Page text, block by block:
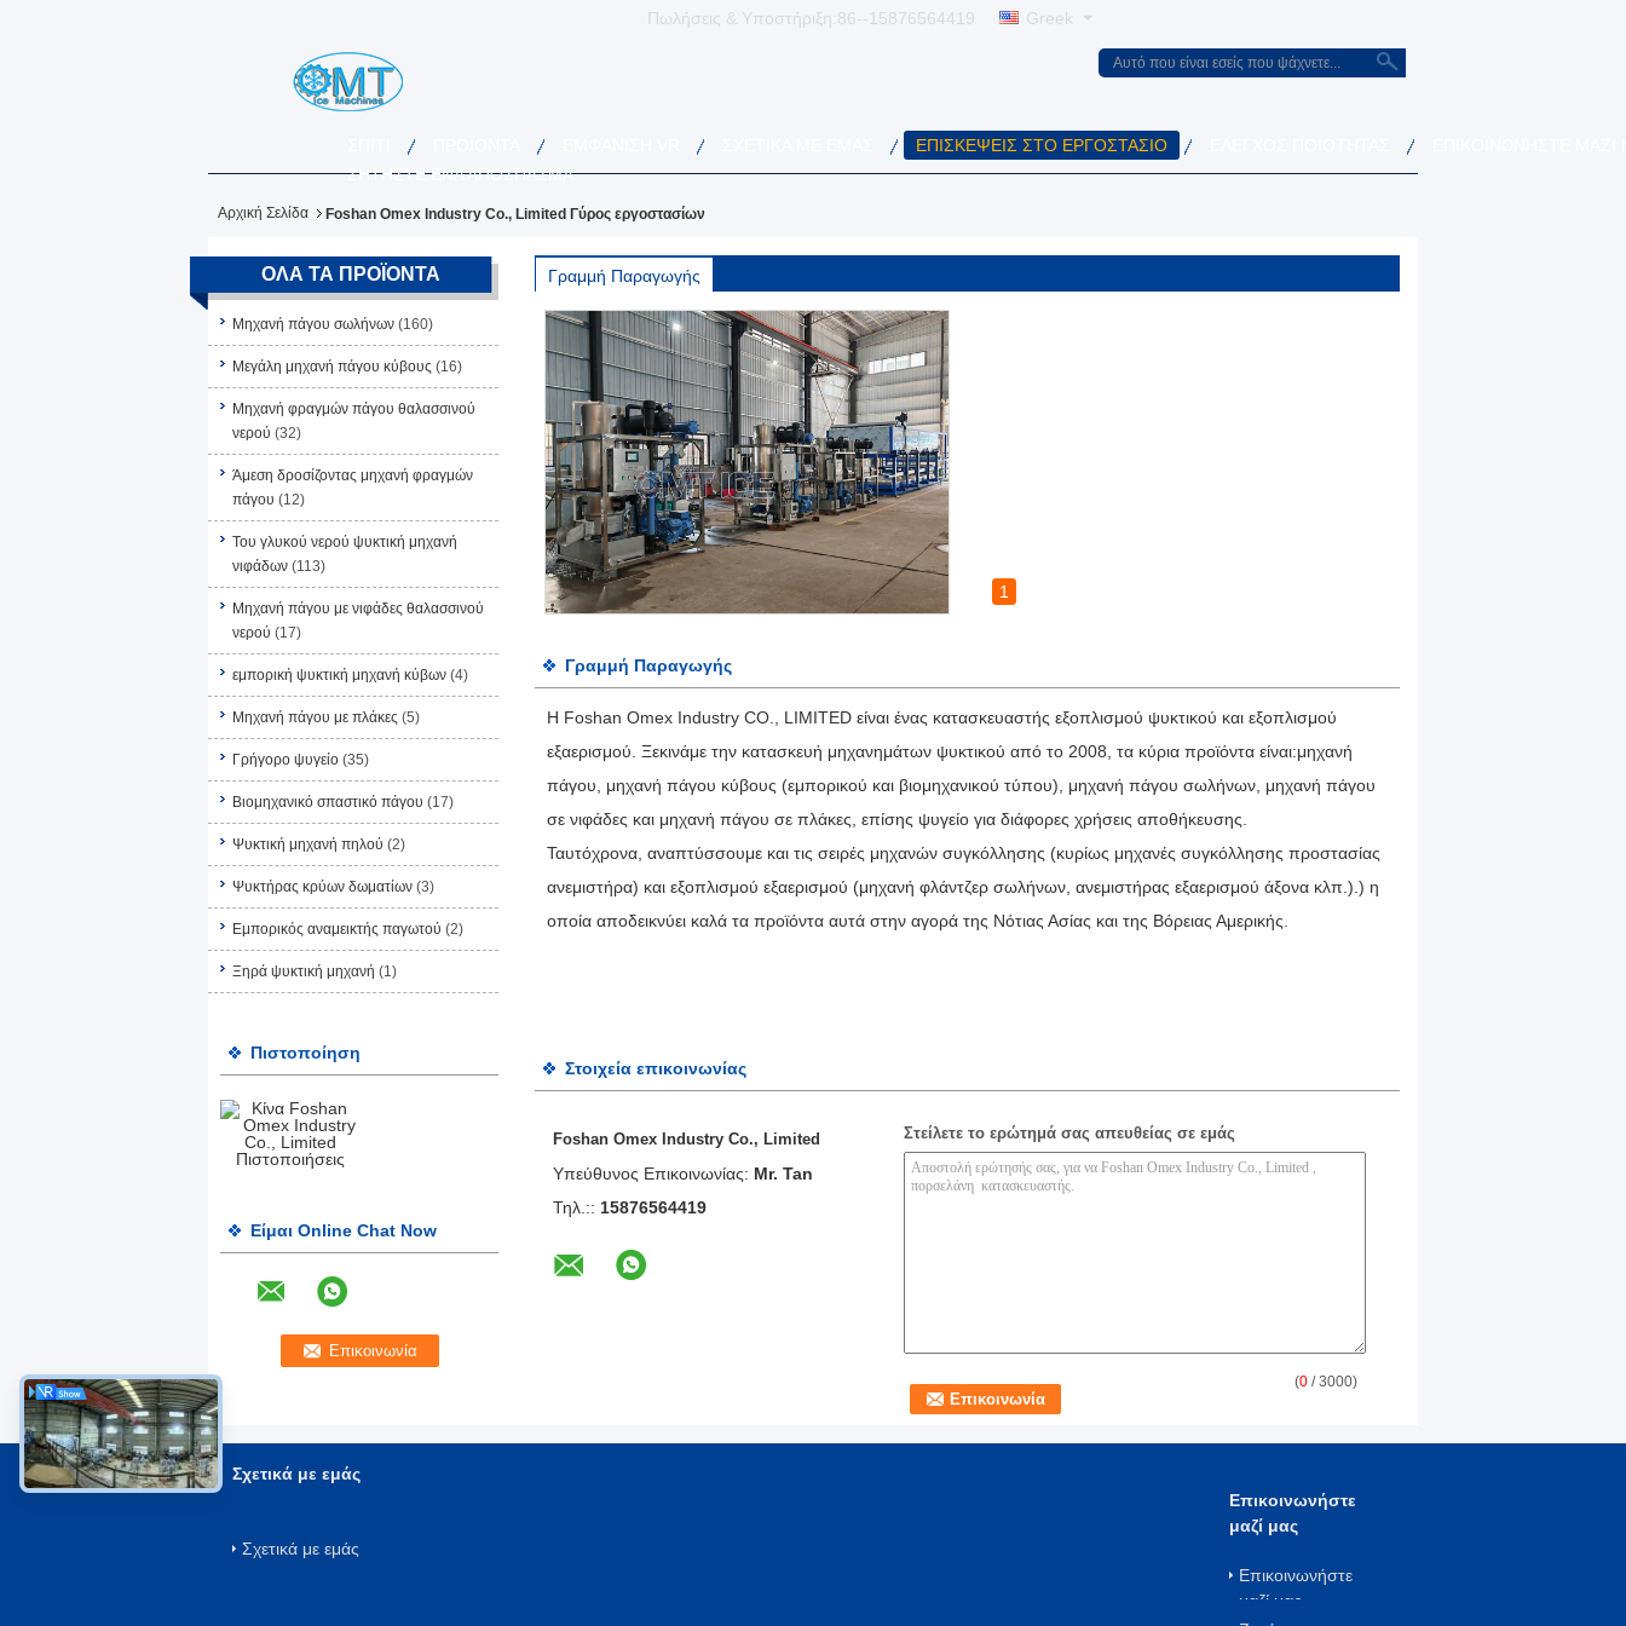
Πωλήσεις & Υποστήριξη: 86--15876564419 Greek
ΕΠΙΣΚΈΨΕΙΣ ΣΤΟ ΕΡΓΟΣΤΆΣΙΟ
ΖΗΤΉΣΤΕ ΈΝΑ ΑΠΌΣΠΑΣΜΑ
Αρχική Σελίδα Foshan Omex Industry Co., Limited Γύρος εργοστασίων
ΌΛΑ ΤΑ ΠΡΟΪΌΝΤΑ
Μηχανή πάγου σωλήνων (160)
Μεγάλη μηχανή πάγου κύβους (16)
Μηχανή φραγμών πάγου θαλασσινού
νερού (32)
Άμεση δροσίζοντας μηχανή φραγμών
πάγου (12)
Του γλυκού νερού ψυκτική μηχανή
νιφάδων (113)
Μηχανή πάγου με νιφάδες θαλασσινού
νερού (17)
εμπορική ψυκτική μηχανή κύβων (4)
Μηχανή πάγου με πλάκες (5)
Γρήγορο ψυγείο (35)
Βιομηχανικό σπαστικό πάγου (17)
Ψυκτική μηχανή πηλού (2)
Ψυκτήρας κρύων δωματίων (3)
Εμπορικός αναμεικτής παγωτού (2)
Ξηρά ψυκτική μηχανή (1)
Πιστοποίηση
Είμαι Online Chat Now
Γραμμή Παραγωγής
1
Γραμμή Παραγωγής
Η Foshan Omex Industry CO., LIMITED είναι ένας κατασκευαστής εξοπλισμού ψυκτικού και εξοπλισμού
εξαερισμού. Ξεκινάμε την κατασκευή μηχανημάτων ψυκτικού από το 2008, τα κύρια προϊόντα είναι:μηχανή
πάγου, μηχανή πάγου κύβους (εμπορικού και βιομηχανικού τύπου), μηχανή πάγου σωλήνων, μηχανή πάγου
σε νιφάδες και μηχανή πάγου σε πλάκες, επίσης ψυγείο για διάφορες χρήσεις αποθήκευσης.
Ταυτόχρονα, αναπτύσσουμε και τις σειρές μηχανών συγκόλλησης (κυρίως μηχανές συγκόλλησης προστασίας
ανεμιστήρα) και εξοπλισμού εξαερισμού (μηχανή φλάντζερ σωλήνων, ανεμιστήρας εξαερισμού άξονα κλπ.).) η
οποία αποδεικνύει καλά τα προϊόντα αυτά στην αγορά της Νότιας Ασίας και της Βόρειας Αμερικής.
Στοιχεία επικοινωνίας
Foshan Omex Industry Co., Limited
Υπεύθυνος Επικοινωνίας: Mr. Tan
Τηλ.:: 15876564419
Στείλετε το ερώτημά σας απευθείας σε εμάς
(0 / 3000)
Σχετικά με εμάς
Σχετικά με εμάς
Επικοινωνήστε
μαζί μας
Επικοινωνήστε
μαζί μας